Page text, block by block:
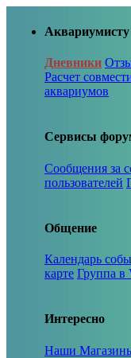
Аквариумисту
Дневники
Расчет
аквариумов
Сервисы
Сообщения за
пользователей
Общение
Календарь
карте Группа в
Интересно
Наши